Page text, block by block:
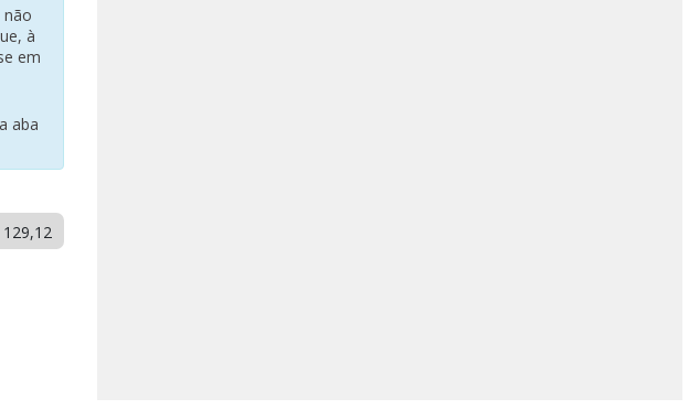
não
à
em
aba